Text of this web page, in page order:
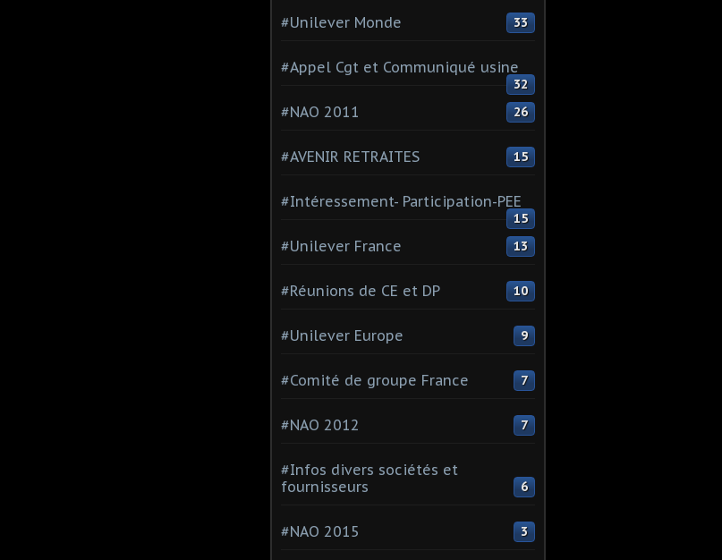
#Unilever Monde 33
#Appel Cgt et Communiqué usine
32
#NAO 2011 26
#AVENIR RETRAITES 15
#Intéressement- Participation-PEE
15
#Unilever France 13
#Réunions de CE et DP 10
#Unilever Europe 9
#Comité de groupe France 7
#NAO 2012 7
#Infos divers sociétés et
fournisseurs
6
#NAO 2015 3